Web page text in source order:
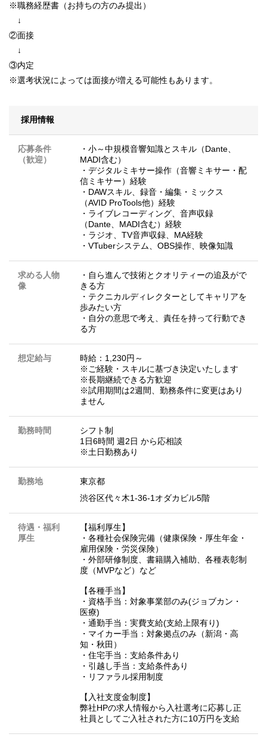
※職務経歴書（お持ちの方のみ提出）
↓
②面接
↓
③内定
※選考状況によっては面接が増える可能性もあります。
採用情報
応募条件
（歓迎）
・小～中規模音響知識とスキル（Dante、
MADI含む）
・デジタルミキサー操作（音響ミキサー・配
信ミキサー）経験
・DAWスキル、録音・編集・ミックス
（AVID ProTools他）経験
・ライブレコーディング、音声収録
（Dante、MADI含む）経験
・ラジオ、TV音声収録、MA経験
・VTuberシステム、OBS操作、映像知識
求める人物
像
・自ら進んで技術とクオリティーの追及がで
きる方
・テクニカルディレクターとしてキャリアを
歩みたい方
・自分の意思で考え、責任を持って行動でき
る方
想定給与
時給：1,230円～
※ご経験・スキルに基づき決定いたします
※長期継続できる方歓迎
※試用期間は2週間、勤務条件に変更はあり
ません
勤務時間
シフト制
1日6時間 週2日 から応相談
※土日勤務あり
勤務地
東京都
渋谷区代々木1-36-1オダカビル5階
待遇・福利
厚生
【福利厚生】
・各種社会保険完備（健康保険・厚生年金・
雇用保険・労災保険）
・外部研修制度、書籍購入補助、各種表彰制
度（MVPなど）など
【各種手当】
・資格手当：対象事業部のみ(ジョブカン・
医療)
・通勤手当：実費支給(支給上限有り)
・マイカー手当：対象拠点のみ（新潟・高
知・秋田）
・住宅手当：支給条件あり
・引越し手当：支給条件あり
・リファラル採用制度
【入社支度金制度】
弊社HPの求人情報から入社選考に応募し正
社員としてご入社された方に10万円を支給